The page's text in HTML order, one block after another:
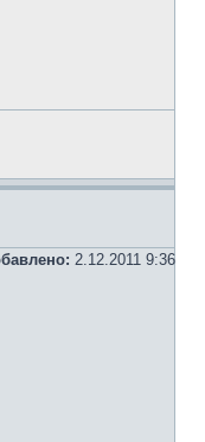
2.12.2011 9:36